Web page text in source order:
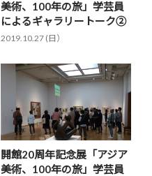
美術、100年の旅」学芸員
によるギャラリートーク②
2019.10.27 (日）
開館20周年記念展「アジア
美術、100年の旅」学芸員